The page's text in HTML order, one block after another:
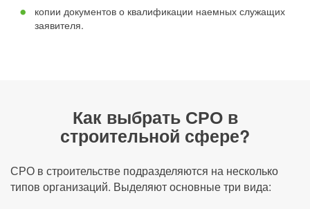
копии документов о квалификации наемных служащих
заявителя.
Как выбрать СРО в
строительной сфере?
СРО в строительстве подразделяются на несколько
типов организаций. Выделяют основные три вида: